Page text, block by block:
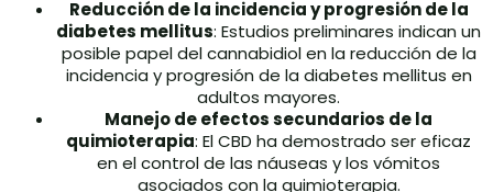
Reducción de la incidencia y progresión de la
diabetes mellitus: Estudios preliminares indican un
posible papel del cannabidiol en la reducción de la
incidencia y progresión de la diabetes mellitus en
adultos mayores.
Manejo de efectos secundarios de la
quimioterapia: El CBD ha demostrado ser eficaz
en el control de las náuseas y los vómitos
asociados con la quimioterapia.